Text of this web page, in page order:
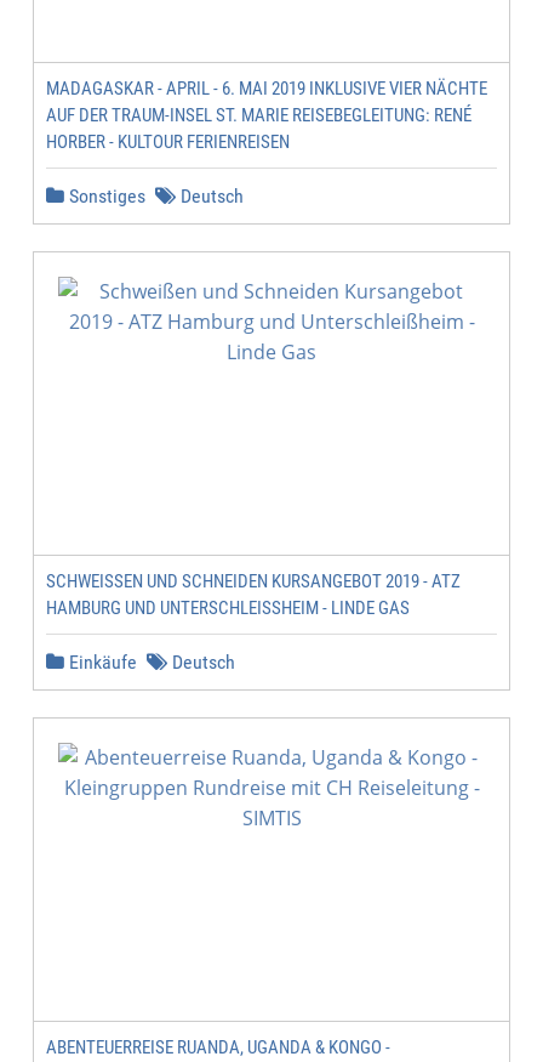
MADAGASKAR - APRIL - 6. MAI 2019 INKLUSIVE VIER NÄCHTE
AUF DER TRAUM-INSEL ST. MARIE REISEBEGLEITUNG: RENÉ
HORBER - KULTOUR FERIENREISEN
Sonstiges Deutsch
SCHWEISSEN UND SCHNEIDEN KURSANGEBOT 2019 - ATZ H
AMBURG UND UNTERSCHLEISSHEIM - LINDE GAS
Einkäufe Deutsch
ABENTEUERREISE RUANDA, UGANDA & KONGO -